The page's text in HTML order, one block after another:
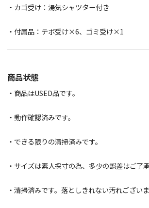
・カゴ受け：湯気シャツター付き
・付属品：テボ受け×6、ゴミ受け×1
商品状態
・商品はUSED品です。
・動作確認済みです。
・できる限りの清掃済みです。
・サイズは素人採寸の為、多少の誤差はご了
・清掃済みです。落としきれない汚れございま